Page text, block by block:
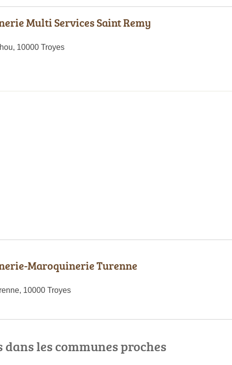
Multi Services Saint Remy
10000 Troyes
Maroquinerie Turenne
10000 Troyes
les communes proches